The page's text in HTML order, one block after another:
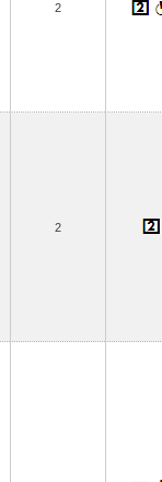
2
2